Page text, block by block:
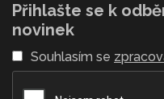
Přihlašte se k
novinek
Souhlasím se